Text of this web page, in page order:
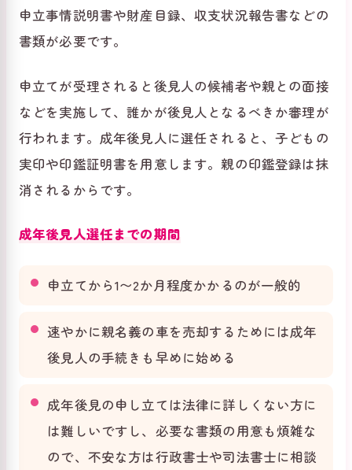
申立事情説明書や財産目録、収支状況報告書などの
書類が必要です。
申立てが受理されると後見人の候補者や親との面接
などを実施して、誰かが後見人となるべきか審理が
行われます。成年後見人に選任されると、子どもの
実印や印鑑証明書を用意します。親の印鑑登録は抹
消されるからです。
成年後見人選任までの期間
申立てから1〜2か月程度かかるのが一般的
速やかに親名義の車を売却するためには成年
後見人の手続きも早めに始める
成年後見の申し立ては法律に詳しくない方に
は難しいですし、必要な書類の用意も煩雑な
ので、不安な方は行政書士や司法書士に相談